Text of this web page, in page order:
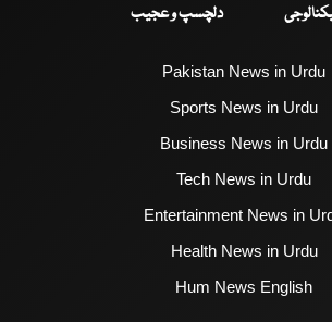
دلچسپ و عجیب
Pakistan News in Urdu
Sports News in Urdu
Business News in Urdu
Tech News in Urdu
Entertainment News in
Health News in Urdu
Hum News English